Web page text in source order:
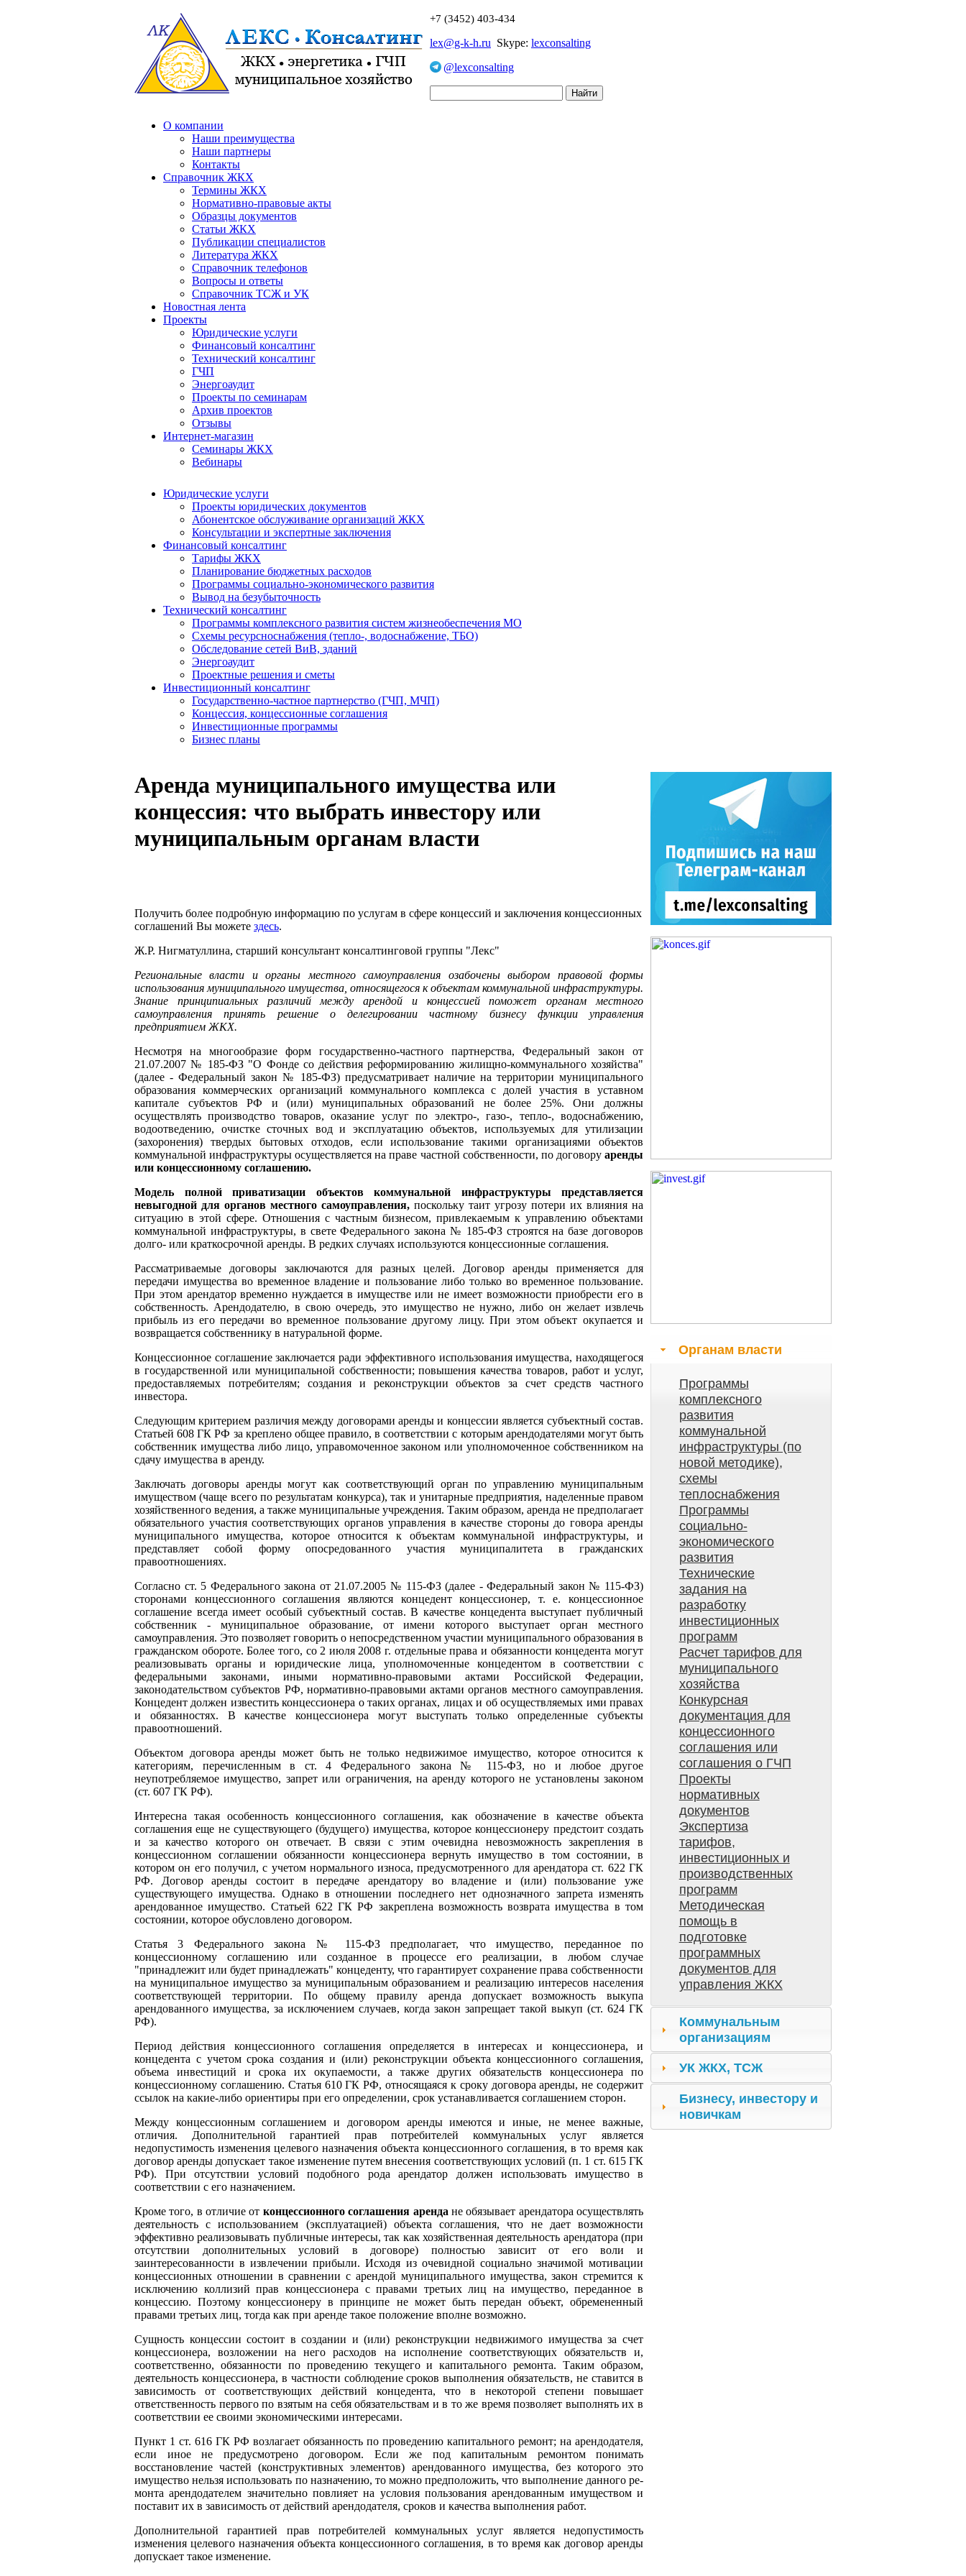
+7 (3452) 403-434
lex@g-k-h.ru Skype: lexconsalting
@lexconsalting
О компании
Наши преимущества
Наши партнеры
Контакты
Справочник ЖКХ
Термины ЖКХ
Нормативно-правовые акты
Образцы документов
Статьи ЖКХ
Публикации специалистов
Литература ЖКХ
Справочник телефонов
Вопросы и ответы
Справочник ТСЖ и УК
Новостная лента
Проекты
Юридические услуги
Финансовый консалтинг
Технический консалтинг
ГЧП
Энергоаудит
Проекты по семинарам
Архив проектов
Отзывы
Интернет-магазин
Семинары ЖКХ
Вебинары
Юридические услуги
Проекты юридических документов
Абонентское обслуживание организаций ЖКХ
Консультации и экспертные заключения
Финансовый консалтинг
Тарифы ЖКХ
Планирование бюджетных расходов
Программы социально-экономического развития
Вывод на безубыточность
Технический консалтинг
Программы комплексного развития систем жизнеобеспечения МО
Схемы ресурсноснабжения (тепло-, водоснабжение, ТБО)
Обследование сетей ВиВ, зданий
Энергоаудит
Проектные решения и сметы
Инвестиционный консалтинг
Государственно-частное партнерство (ГЧП, МЧП)
Концессия, концессионные соглашения
Инвестиционные программы
Бизнес планы
Аренда муниципального имущества или
концессия: что выбрать инвестору или
муниципальным органам власти
Получить более подробную информацию по услугам в сфере концессий и заключения концессионных
соглашений Вы можете здесь.
Ж.Р. Нигматуллина, старший консультант консалтинговой группы "Лекс"
Региональные власти и органы местного самоуправления озабочены выбором правовой формы
использования муниципального имущества, относящегося к объектам коммунальной инфраструктуры.
Знание принципиальных различий между арендой и концессией поможет органам местного
самоуправления принять решение о делегировании частному бизнесу функции управления
предприятием ЖКХ.
Несмотря на многообразие форм государственно-частного партнерства, Федеральный закон от
21.07.2007 № 185-ФЗ "О Фонде со­ действия реформированию жилищно-коммунального хозяйства"
(далее - Федеральный закон № 185-ФЗ) предусматривает наличие на территории муниципального
образования коммерческих организаций коммунального комплекса с долей участия в уставном
капитале субъектов РФ и (или) муниципальных образований не более 25%. Они должны
осуществлять производство товаров, оказание услуг по электро-, газо-, тепло-, водоснабжению,
водоотведению, очистке сточных вод и эксплуатацию объектов, используемых для утилизации
(захоронения) твердых бытовых отходов, если использование такими организациями объектов
коммунальной инфраструктуры осуществляется на праве частной собственности, по договору аренды
или концессионному соглашению.
Модель полной приватизации объектов коммунальной инфраструктуры представляется
невыгодной для органов местного самоуправления, поскольку таит угрозу потери их влияния на
ситуацию в этой сфере. Отношения с частным бизнесом, привлекаемым к управлению объектами
коммунальной инфраструктуры, в свете Федерального закона № 185-ФЗ строятся на базе договоров
долго- или краткосрочной аренды. В редких случаях используются концессионные соглашения.
Рассматриваемые договоры заключаются для разных целей. Договор аренды применяется для
передачи имущества во временное владение и пользование либо только во временное пользование.
При этом арендатор временно нуждается в имуществе или не имеет возможности приобрести его в
собственность. Арендодателю, в свою очередь, это имущество не нужно, либо он желает извлечь
прибыль из его передачи во временное пользование другому лицу. При этом объект окупается и
возвращается собственнику в натуральной форме.
Концессионное соглашение заключается ради эффективного использования имущества, находящегося
в государственной или муниципальной собственности; повышения качества товаров, работ и услуг,
предоставляемых потребителям; создания и реконструкции объектов за счет средств частного
инвестора.
Следующим критерием различия между договорами аренды и концессии является субъектный состав.
Статьей 608 ГК РФ за креплено общее правило, в соответствии с которым арендодателями могут быть
собственник имущества либо лицо, управомоченное законом или уполномоченное собственником на
сдачу имущества в аренду.
Заключать договоры аренды могут как соответствующий орган по управлению муниципальным
имуществом (чаще всего по результатам конкурса), так и унитарные предприятия, наделенные правом
хозяйственного ведения, а также муниципальные учреждения. Таким образом, аренда не предполагает
обязательного участия соответствующих органов управления в качестве стороны до говора аренды
муниципального имущества, которое относится к объектам коммунальной инфраструктуры, и
представляет собой форму опосредованного участия муниципалитета в гражданских
правоотношениях.
Согласно ст. 5 Федерального закона от 21.07.2005 № 115-ФЗ (далее - Федеральный закон № 115-ФЗ)
сторонами концессионного соглашения являются концедент концессионер, т. е. концессионное
соглашение всегда имеет особый субъектный состав. В качестве концедента выступает публичный
собственник - муниципальное образование, от имени которого выступает орган местного
самоуправления. Это позволяет говорить о непосредственном участии муниципального образования в
гражданском обороте. Более того, со 2 июля 2008 г. отдельные права и обязанности концедента могут
реализовывать органы и юридические лица, уполномоченные концедентом в соответствии с
федеральными законами, иными нормативно-правовыми актами Российской Федерации,
законодательством субъектов РФ, нормативно-правовыми актами органов местного самоуправления.
Концедент должен известить концессионера о таких органах, лицах и об осуществляемых ими правах
и обязанностях. В качестве концессионера могут выступать только определенные субъекты
правоотношений.
Объектом договора аренды может быть не только недвижимое имущество, которое относится к
категориям, перечисленным в ст. 4 Федерального закона № 115-ФЗ, но и любое другое
неупотребляемое имущество, запрет или ограничения, на аренду которого не установлены законом
(ст. 607 ГК РФ).
Интересна такая особенность концессионного соглашения, как обозначение в качестве объекта
соглашения еще не существующего (будущего) имущества, которое концессионеру предстоит создать
и за качество которого он отвечает. В связи с этим очевидна невозможность закрепления в
концессионном соглашении обязанности концессионера вернуть имущество в том состоянии, в
котором он его получил, с учетом нормаль­ного износа, предусмотренного для арендатора ст. 622 ГК
РФ. Договор аренды состоит в передаче арендатору во владение и (или) пользование уже
существующего имущества. Однако в отношении последнего нет однозначного запрета изменять
арендованное имущество. Статьей 622 ГК РФ закреплена возможность возврата имущества в том
состоянии, которое обусловлено договором.
Статья 3 Федерального закона № 115-ФЗ предпола­гает, что имущество, пере­данное по
концессионному соглашению или созданное в процессе его реализации, в любом случае
"принадлежит или будет принадлежать" концеденту, что гарантирует сохранение права собственности
на муниципальное имущество за муниципальным образованием и реализацию интересов населения
соответствующей территории. По общему правилу аренда допускает возможность выкупа
арендованного имущества, за исключением случаев, когда закон запрещает такой выкуп (ст. 624 ГК
РФ).
Период действия концессионного соглашения определяется в интересах и концессионера, и
концедента с учетом срока создания и (или) реконструкции объекта концессионного соглашения,
объема инвестиций и срока их окупаемости, а также других обязательств концессионера по
концессионному соглашению. Статья 610 ГК РФ, относящаяся к сроку договора аренды, не содержит
ссылок на какие-либо ориентиры при его определении, срок устанавливается соглашением сторон.
Между концессионным соглашением и договором аренды имеются и иные, не менее важные,
отличия. Дополнительной гарантией прав потребителей коммунальных услуг является
недопустимость изменения целевого назначения объекта концессионного соглашения, в то время как
договор аренды допускает такое изменение путем внесения соответствующих условий (п. 1 ст. 615 ГК
РФ). При отсутствии условий подобного рода арендатор должен использовать имущество в
соответствии с его назначением.
Кроме того, в отличие от концессионного соглашения аренда не обязывает арендатора осуществлять
деятельность с использованием (эксплуатацией) объекта соглашения, что не дает возможности
эффективно реализовывать публичные интересы, так как хозяйственная деятельность арендатора (при
отсутствии дополнительных условий в договоре) полностью зависит от его воли и
заинтересованности в извлечении прибыли. Исходя из очевидной социально значимой мотивации
концессионных отношении в сравнении с арендой муниципального имущества, закон стремится к
исключению коллизий прав концессионера с правами третьих лиц на имущество, переданное в
концессию. Поэтому концессионеру в принципе не может быть передан объект, обремененный
правами третьих лиц, тогда как при аренде такое положение вполне возможно.
Сущность концессии состоит в создании и (или) реконструкции недвижимого имуще­ства за счет
концессионера, возложении на него расходов на исполнение соответствующих обязательств и,
соответственно, обязанности по проведению текущего и капиталь­ного ремонта. Таким образом,
деятельность концессионера, в частности соблюдение сроков выполнения обязательств, не ставится в
зависимость от соответствующих действий концедента, что в некоторой степени повышает
ответственность первого по взятым на себя обязательствам и в то же время позволяет выполнять их в
соответствии ее своими экономическими интересами.
Пункт 1 ст. 616 ГК РФ возлагает обязанность по проведению капитального ремонт; на арендодателя,
если иное не предусмотрено договором. Если же под капитальным ремонтом понимать
восстановление частей (конструктивных элементов) арендованного имущества, без которого это
имущество нельзя использовать по назначению, то можно предположить, что выполнение данного ре­
монта арендодателем значительно повлияет на условия пользования арендованным имуществом и
поставит их в зависимость от действий арендодателя, сроков и качества выполнения работ.
Дополнительной гарантией прав потребителей коммунальных услуг является недопустимость
изменения целевого назначения объекта концессионного соглашения, в то время как договор аренды
допускает такое изменение.
Органам власти
Программы
комплексного
развития
коммунальной
инфраструктуры (по
новой методике),
схемы
теплоснабжения
Программы
социально-
экономического
развития
Технические
задания на
разработку
инвестиционных
программ
Расчет тарифов для
муниципального
хозяйства
Конкурсная
документация для
концессионного
соглашения или
соглашения о ГЧП
Проекты
нормативных
документов
Экспертиза
тарифов,
инвестиционных и
производственных
программ
Методическая
помощь в
подготовке
программных
документов для
управления ЖКХ
Коммунальным
организациям
УК ЖКХ, ТСЖ
Бизнесу, инвестору и
новичкам